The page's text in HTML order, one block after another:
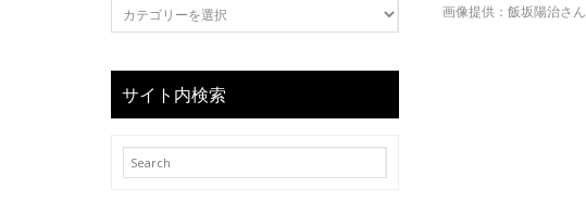
画像提供：飯坂陽治さん
サイト内検索